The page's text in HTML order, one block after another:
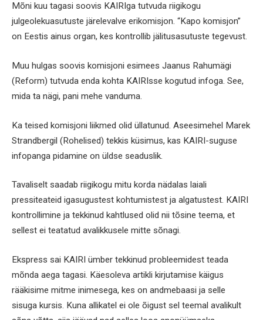
Mõni kuu tagasi soovis KAIRIga tutvuda riigikogu
julgeolekuasutuste järelevalve erikomisjon. “Kapo komisjon”
on Eestis ainus organ, kes kontrollib jälitusasutuste tegevust.
Muu hulgas soovis komisjoni esimees ­Jaanus Rahumägi
(Reform) tutvuda enda ­kohta ­KAIRIsse kogutud infoga. See,
mida ta nägi, pani mehe vanduma.
Ka teised komisjoni liikmed olid üllatunud. Aseesimehel Marek
Strandbergil (Rohelised) tekkis küsimus, kas KAIRI-suguse
infopanga pidamine on üldse seaduslik.
Tavaliselt saadab riigikogu mitu korda nädalas laiali
pressiteateid igasugustest kohtumistest ja algatustest. KAIRI
kontrollimine ja tekkinud kahtlused olid nii tõsine teema, et
sellest ei teatatud avalikkusele mitte sõnagi.
Ekspress sai KAIRI ümber tekkinud probleemidest teada
mõnda aega tagasi. Käesoleva artikli kirjutamise käigus
rääkisime mitme inimesega, kes on andmebaasi ja selle
sisuga kursis. Kuna allikatel ei ole õigust sel teemal avalikult